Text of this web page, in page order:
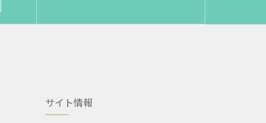
サイト情報